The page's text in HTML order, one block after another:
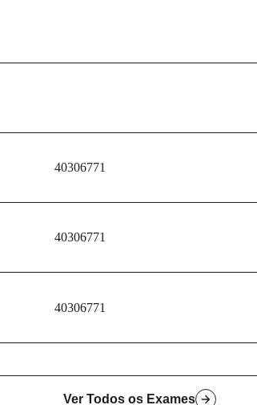
40306771
40306771
40306771
Ver Todos os Exames